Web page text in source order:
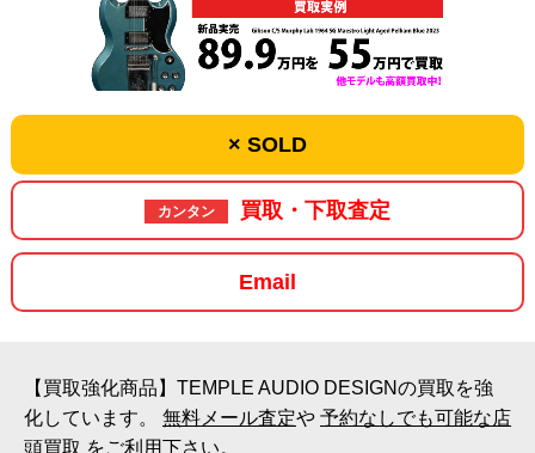
× SOLD
カンタン 買取・下取査定
Email
【買取強化商品】TEMPLE AUDIO DESIGNの買取を強
化しています。 無料メール査定や 予約なしでも可能な店
頭買取 をご利用下さい。